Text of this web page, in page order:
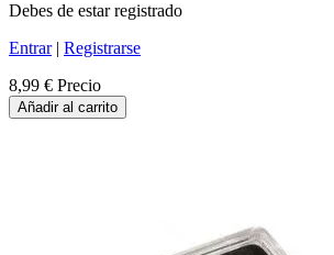
Debes de estar registrado
Entrar| Registrarse
8,99 € Precio
Añadir al carrito